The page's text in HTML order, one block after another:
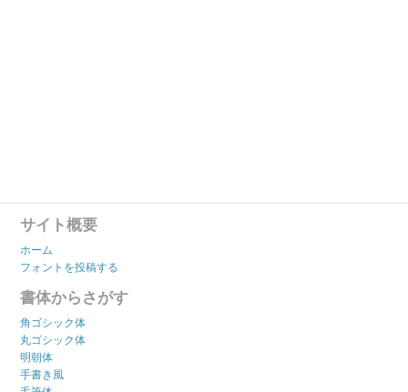
サイト概要
ホーム
フォントを投稿する
書体からさがす
角ゴシック体
丸ゴシック体
明朝体
手書き風